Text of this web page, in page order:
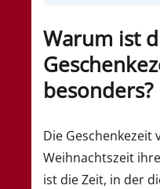
Warum ist
besonders?
Die Geschenkezeit
Weihnachtszeit
ist die Zeit, in der